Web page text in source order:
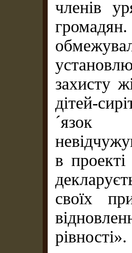
членів
захисту
дітей-
´язок
в
своїх
рівності».